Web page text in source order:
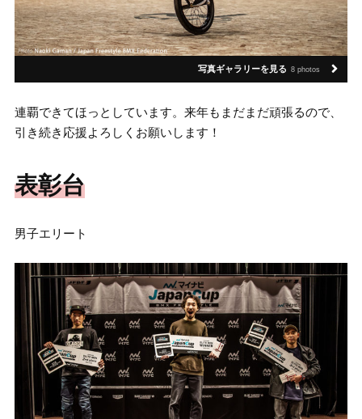
写真ギャラリーを見る 8 photos
連覇できてほっとしています。来年もまだまだ頑張るので、
引き続き応援よろしくお願いします！
表彰台
男子エリート